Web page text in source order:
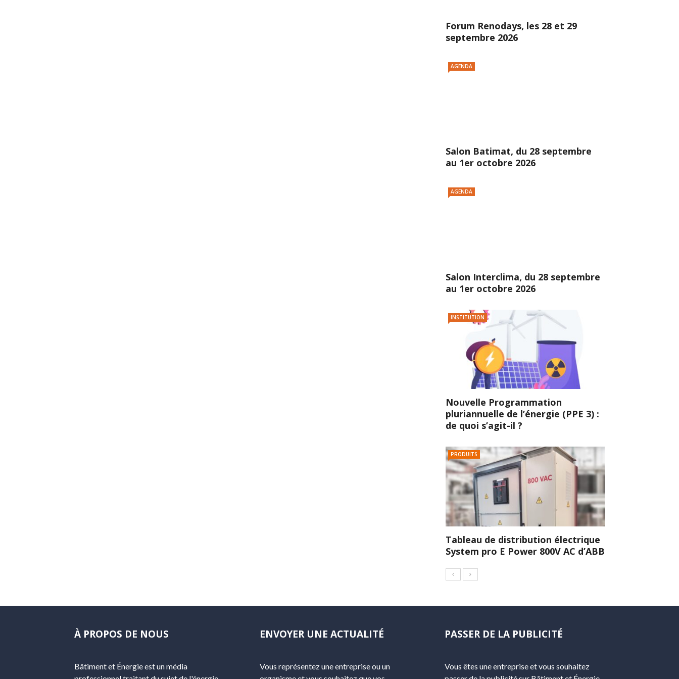
Forum Renodays, les 28 et 29
septembre 2026
AGENDA
Salon Batimat, du 28 septembre
au 1er octobre 2026
AGENDA
Salon Interclima, du 28 septembre
au 1er octobre 2026
INSTITUTION
Nouvelle Programmation
pluriannuelle de l’énergie (PPE 3) :
de quoi s’agit-il ?
PRODUITS
Tableau de distribution électrique
System pro E Power 800V AC d’ABB
À PROPOS DE NOUS
Bâtiment et Énergie est un média
ENVOYER UNE ACTUALITÉ
Vous représentez une entreprise ou un
PASSER DE LA PUBLICITÉ
Vous êtes une entreprise et vous souhaitez